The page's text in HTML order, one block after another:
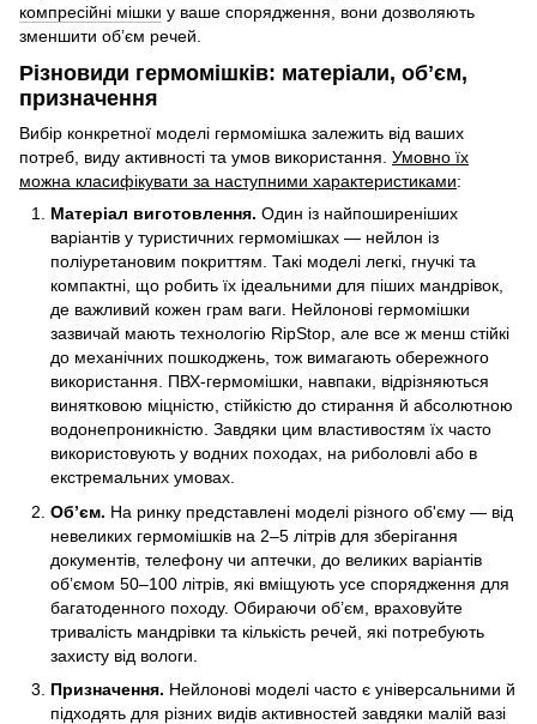
компресійні мішки у ваше спорядження, вони дозволяють
зменшити обʼєм речей.
Різновиди гермомішків: матеріали, обʼєм,
призначення
Вибір конкретної моделі гермомішка залежить від ваших
потреб, виду активності та умов використання. Умовно їх
можна класифікувати за наступними характеристиками:
Матеріал виготовлення. Один із найпоширеніших
варіантів у туристичних гермомішках — нейлон із
поліуретановим покриттям. Такі моделі легкі, гнучкі та
компактні, що робить їх ідеальними для піших мандрівок,
де важливий кожен грам ваги. Нейлонові гермомішки
зазвичай мають технологію RipStop, але все ж менш стійкі
до механічних пошкоджень, тож вимагають обережного
використання. ПВХ-гермомішки, навпаки, відрізняються
винятковою міцністю, стійкістю до стирання й абсолютною
водонепроникністю. Завдяки цим властивостям їх часто
використовують у водних походах, на риболовлі або в
екстремальних умовах.
Обʼєм. На ринку представлені моделі різного об'єму — від
невеликих гермомішків на 2–5 літрів для зберігання
документів, телефону чи аптечки, до великих варіантів
об’ємом 50–100 літрів, які вміщують усе спорядження для
багатоденного походу. Обираючи об’єм, враховуйте
тривалість мандрівки та кількість речей, які потребують
захисту від вологи.
Призначення. Нейлонові моделі часто є універсальними й
підходять для різних видів активностей завдяки малій вазі